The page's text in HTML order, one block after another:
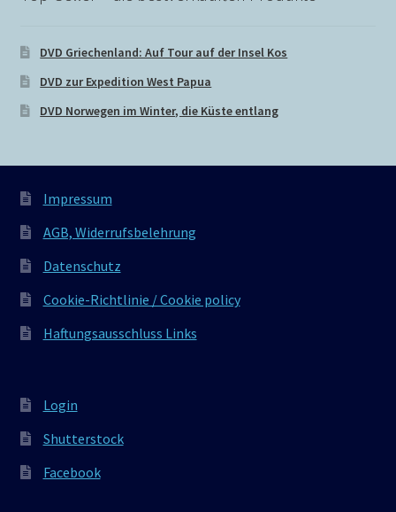
DVD Griechenland: Auf Tour auf der Insel Kos
DVD zur Expedition West Papua
DVD Norwegen im Winter, die Küste entlang
Impressum
AGB, Widerrufsbelehrung
Datenschutz
Cookie-Richtlinie / Cookie policy
Haftungsausschluss Links
Login
Shutterstock
Facebook